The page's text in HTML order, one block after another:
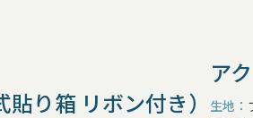
り箱 リボン付き）
ア
生地